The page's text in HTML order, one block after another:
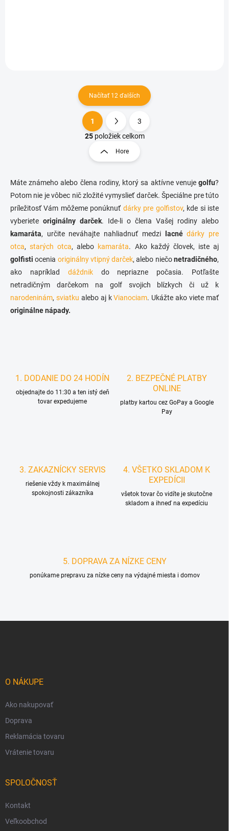
O
v
á
d
c
i
e
p
r
v
y
v
ý
p
i
s
Načítať 12 ďalších
S
t
r
á
k
o
v
n
i
e
1
3
25položiek celkom
Hore
Máte známeho alebo člena rodiny, ktorý sa aktívne venuje golfu?
Potom nie je vôbec nič zložité vymyslieť darček. Špeciálne pre túto
príležitosť Vám môžeme ponúknuť dárky pre golfistov, kde si iste
vyberiete originálny darček. Ide-li o člena Vašej rodiny alebo
kamaráta, určite neváhajte nahliadnuť medzi lacné dárky pre
otca,starých otca, alebo kamaráta. Ako každý človek, iste aj
golfisti ocenia originálny vtipný darček, alebo niečonetradičného,
ako napríklad dáždnikdo nepriazne počasia. Potľašte
netradičným darčekom na golf svojich blízkych či už k
narodeninám, sviatku alebo aj kVianociam. Ukážte ako viete mať
originálne nápady.
1. DODANIE DO 24 HODÍN
objednajte do 11:30 a ten istý deň
tovar expedujeme
2. BEZPEČNÉ PLATBY
ONLINE
platby kartou cez GoPay a Google
Pay
3. ZAKAZNÍCKY SERVIS
riešenie vždy k maximálnej
spokojnosti zákazníka
4. VŠETKO SKLADOM K
EXPEDÍCII
všetok tovar čo vidíte je skutočne
skladom a ihneď na expedíciu
5. DOPRAVA ZA NÍZKE CENY
ponúkame prepravu za nízke ceny na výdajné miesta i domov
O NÁKUPE
Ako nakupovať
Doprava
Reklamácia tovaru
Vrátenie tovaru
SPOLOČNOSŤ
Kontakt
Veľkoobchod